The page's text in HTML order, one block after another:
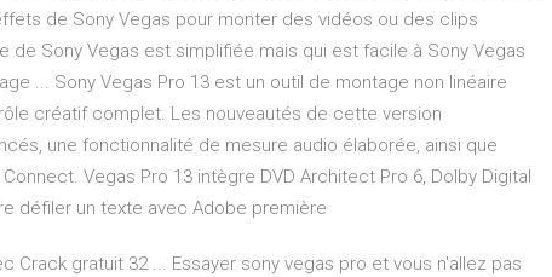
de Sony Vegas pour monter des vidéos ou des clips
de Sony Vegas est simplifiée mais qui est facile à Sony Vegas
... Sony Vegas Pro 13 est un outil de montage non linéaire
créatif complet. Les nouveautés de cette version
une fonctionnalité de mesure audio élaborée, ainsi que
Vegas Pro 13 intègre DVD Architect Pro 6, Dolby Digital
défiler un texte avec Adobe première
Crack gratuit 32 ... Essayer sony vegas pro et vous n'allez pas